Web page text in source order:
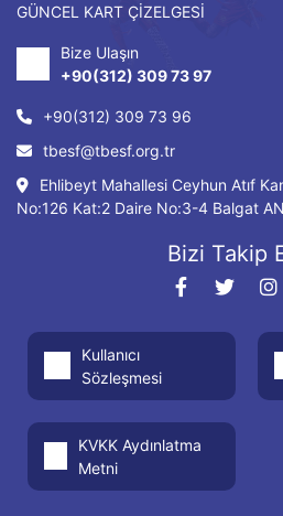
GÜNCEL KART ÇİZELGESİ
Bize Ulaşın
+90(312) 309 73 97
+90(312) 309 73 96
tbesf@tbesf.org.tr
Ehlibeyt Mahallesi Ceyhun Atıf
No:126 Kat:2 Daire No:3-4 Balgat
Bizi Takip
Kullanıcı
Sözleşmesi
KVKK Aydınlatma
Metni